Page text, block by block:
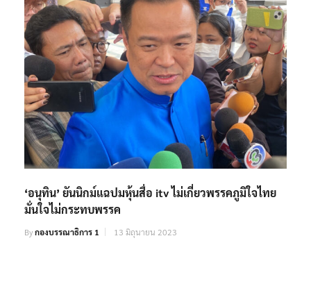
‘อนุทิน’ ยันนิกม์แฉปมหุ้นสื่อ itv ไม่เกี่ยวพรรคภูมิใจไทย
มั่นใจไม่กระทบพรรค
Byกองบรรณาธิการ 1 13 มิถุนายน 2023